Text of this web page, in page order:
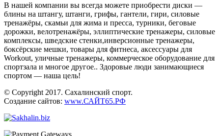
В нашей компании вы всегда можете приобрести диски —
блины на штангу, штанги, грифы, гантели, гири, силовые
тренажёры, скамьи для жима и пресса, турники, беговые
дорожки, велотренажёры, эллиптические тренажеры, силовые
комплексы, шведские стенки,инверсионные тренажеры,
боксёрские мешки, товары для фитнеса, аксессуары для
Workout, уличные тренажеры, коммерческое оборудование для
спортзала и многое другое.. Здоровые люди занимающиеся
спортом — наша цель!
© Copyright 2017. Сахалинский спорт.
Создание сайтов: www.САЙТ65.РФ